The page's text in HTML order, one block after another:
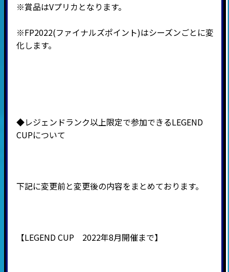
※賞品はVプリカとなります。
※FP2022(ファイナルズポイント)はシーズンごとに変
化します。
◆レジェンドランク以上限定で参加できるLEGEND
CUPについて
下記に変更前と変更後の内容をまとめております。
【LEGEND CUP 2022年8月開催まで】